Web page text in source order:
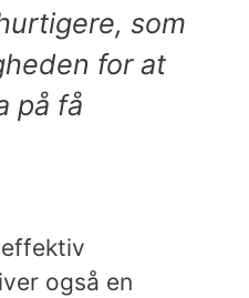
som
for at
på få
også en